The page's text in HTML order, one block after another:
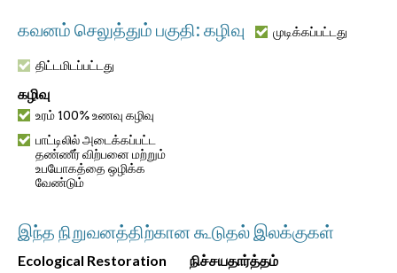
கவனம் செலுத்தும் பகுதி: கழிவு முடிக்கப்பட்டது
திட்டமிடப்பட்டது
கழிவு
உரம் 100% உணவு கழிவு
பாட்டிலில் அடைக்கப்பட்ட
தண்ணீர் விற்பனை மற்றும்
உபயோகத்தை ஒழிக்க
வேண்டும்
இந்த நிறுவனத்திற்கான கூடுதல் இலக்குகள்
Ecological Restoration
நிச்சயதார்த்தம்